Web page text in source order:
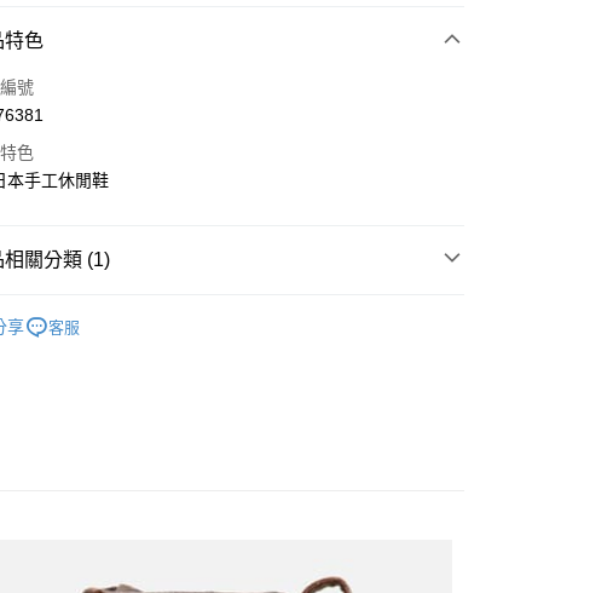
方式
特色
號
色
本手工休閒鞋
相關分類 (1)
享
客服